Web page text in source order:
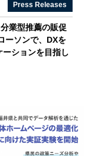
Press Releases
業型推薦の販促
ソンで、DXを
ションを目指し